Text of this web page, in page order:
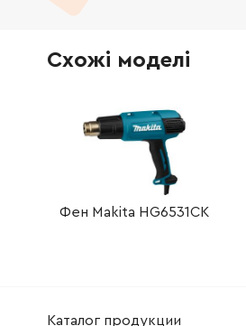
Схожі моделі
Фен Makita HG6531CK
Каталог продукции